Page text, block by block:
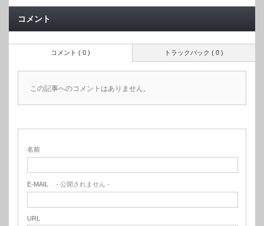
コメント
トラックバック ( 0 )
コメント ( 0 )
この記事へのコメントはありません。
名前
E-MAIL - 公開されません -
URL